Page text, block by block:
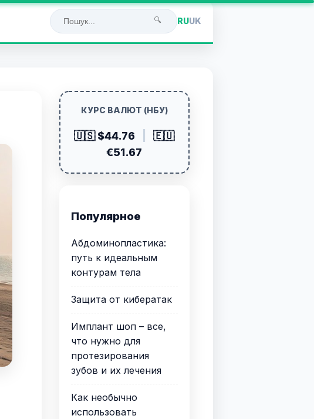
🔍 RUUK
КУРС ВАЛЮТ (НБУ)
🇺🇸 $44.76
🇪🇺
€51.67
Популярное
Абдоминопластика:
путь к идеальным
контурам тела
Защита от кибератак
Имплант шоп – все,
что нужно для
протезирования
зубов и их лечения
Как необычно
использовать